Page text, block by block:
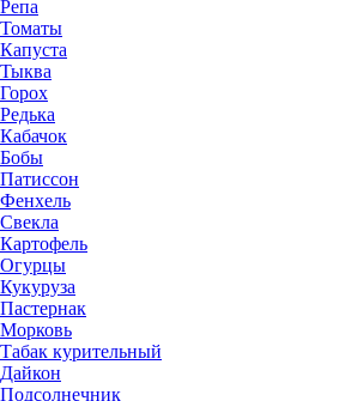
Репа
Томаты
Капуста
Тыква
Горох
Редька
Кабачок
Бобы
Патиссон
Фенхель
Свекла
Картофель
Огурцы
Кукуруза
Пастернак
Морковь
Табак курительный
Дайкон
Подсолнечник